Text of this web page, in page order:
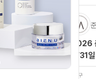
업할 스탭,
"2026
(8/31
강남구